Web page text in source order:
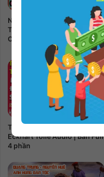
Những Đòn Tâm Lý Trong
Thuyết Phục | Robert B.
Cialdini Audio | Bản Full
Thức Tỉnh Mục Đích Sống |
Eckhart Tolle Audio | Bản Full
4 phần